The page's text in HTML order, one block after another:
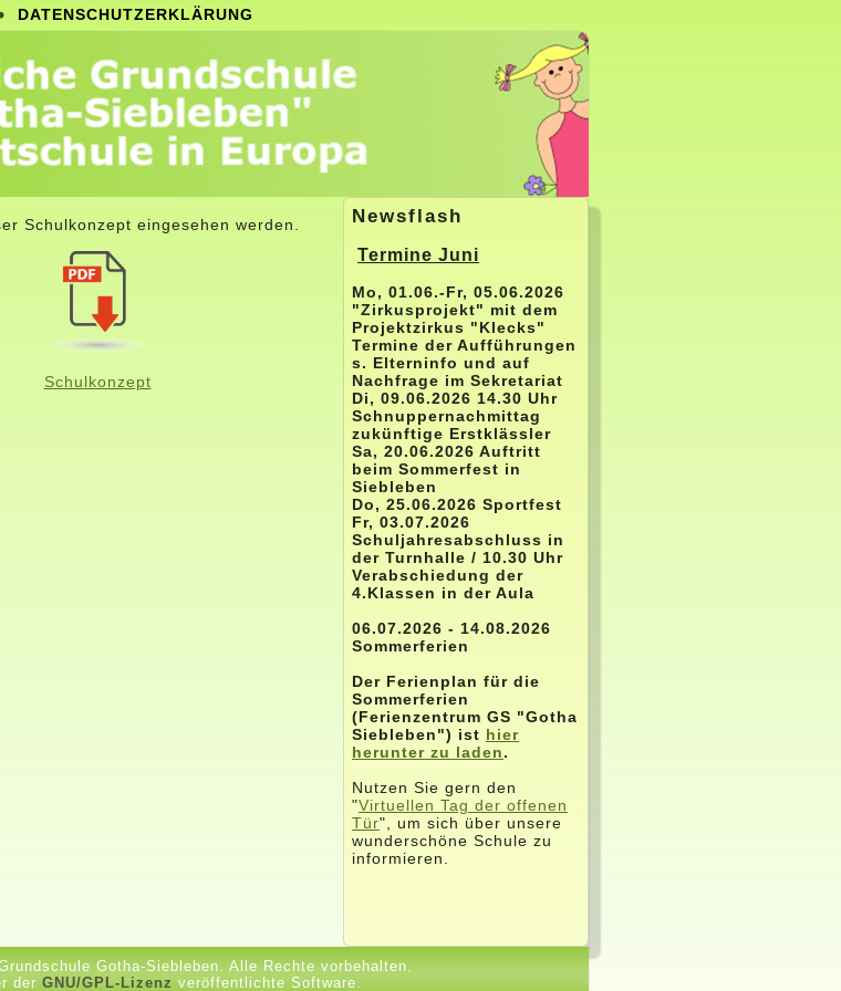
DATENSCHUTZERKLÄRUNG
Schulkonzept eingesehen werden.
Schulkonzept
Newsflash
Termine Juni
Mo, 01.06.-Fr, 05.06.2026
"Zirkusprojekt" mit dem
Projektzirkus "Klecks"
Termine der Aufführungen
s. Elterninfo und auf
Nachfrage im Sekretariat
Di, 09.06.2026 14.30 Uhr
Schnuppernachmittag
zukünftige Erstklässler
Sa, 20.06.2026 Auftritt
beim Sommerfest in
Siebleben
Do, 25.06.2026 Sportfest
Fr, 03.07.2026
Schuljahresabschluss in
der Turnhalle / 10.30 Uhr
Verabschiedung der
4.Klassen in der Aula
06.07.2026 - 14.08.2026
Sommerferien
Der Ferienplan für die
Sommerferien
(Ferienzentrum GS "Gotha
Siebleben") ist hier
herunter zu laden.
Nutzen Sie gern den
"Virtuellen Tag der offenen
Tür", um sich über unsere
wunderschöne Schule zu
informieren.
Gotha-Siebleben. Alle Rechte vorbehalten.
der GNU/GPL-Lizenz veröffentlichte Software.